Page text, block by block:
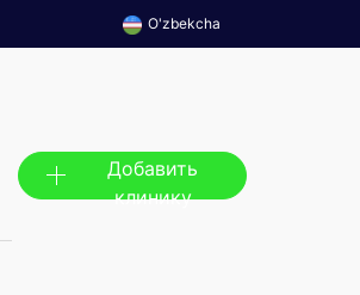
O'zbekcha
Добавить
клинику